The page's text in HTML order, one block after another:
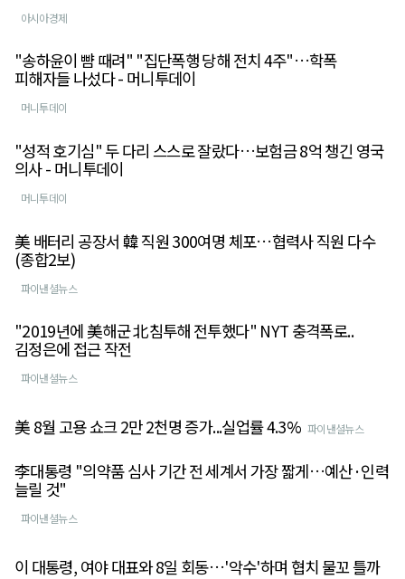
아시아경제
"송하윤이 뺨 때려" "집단폭행 당해 전치 4주"…학폭
피해자들 나섰다 - 머니투데이
머니투데이
"성적 호기심" 두 다리 스스로 잘랐다…보험금 8억 챙긴 영국
의사 - 머니투데이
머니투데이
美 배터리 공장서 韓 직원 300여명 체포…협력사 직원 다수
(종합2보)
파이낸셜뉴스
"2019년에 美해군 北침투해 전투했다" NYT 충격폭로..
김정은에 접근 작전
파이낸셜뉴스
美 8월 고용 쇼크 2만 2천명 증가...실업률 4.3% 파이낸셜뉴스
李대통령 "의약품 심사 기간 전 세계서 가장 짧게…예산·인력
늘릴 것"
파이낸셜뉴스
이 대통령, 여야 대표와 8일 회동…'악수'하며 협치 물꼬 틀까